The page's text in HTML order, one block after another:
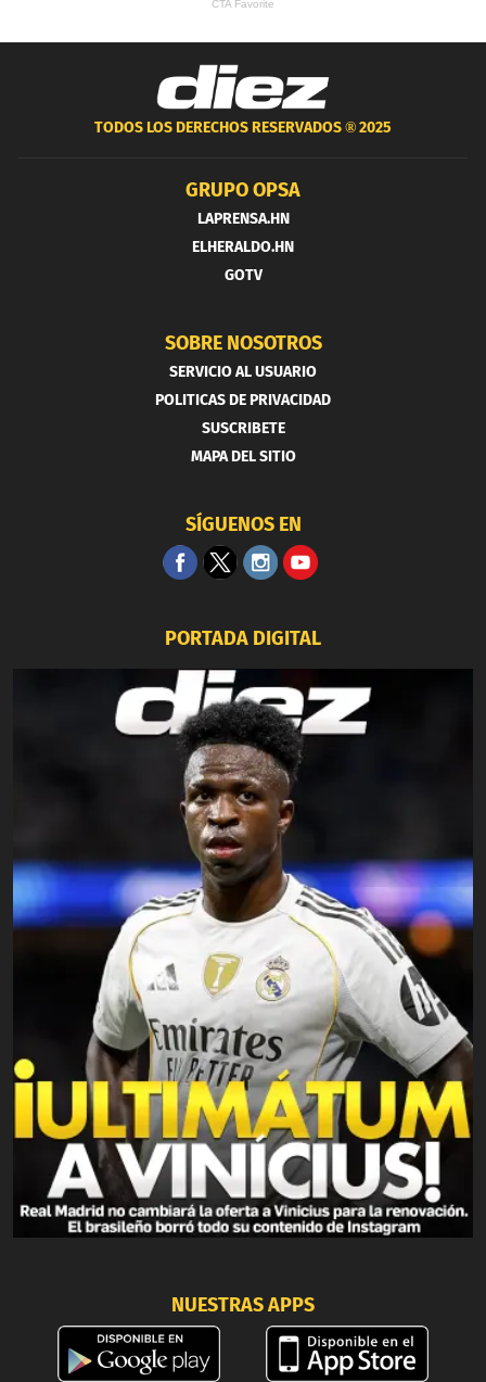
TODOS LOS DERECHOS RESERVADOS ®2025
GRUPO OPSA
LAPRENSA.HN
ELHERALDO.HN
GOTV
SOBRE NOSOTROS
SERVICIO AL USUARIO
POLITICAS DE PRIVACIDAD
SUSCRIBETE
MAPA DEL SITIO
SÍGUENOS EN
PORTADA DIGITAL
NUESTRAS APPS